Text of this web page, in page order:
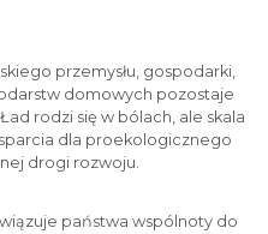
przemysłu, gospodarki,
domowych pozostaje
rodzi się w bólach, ale skala
dla proekologicznego
drogi rozwoju.
państwa wspólnoty do